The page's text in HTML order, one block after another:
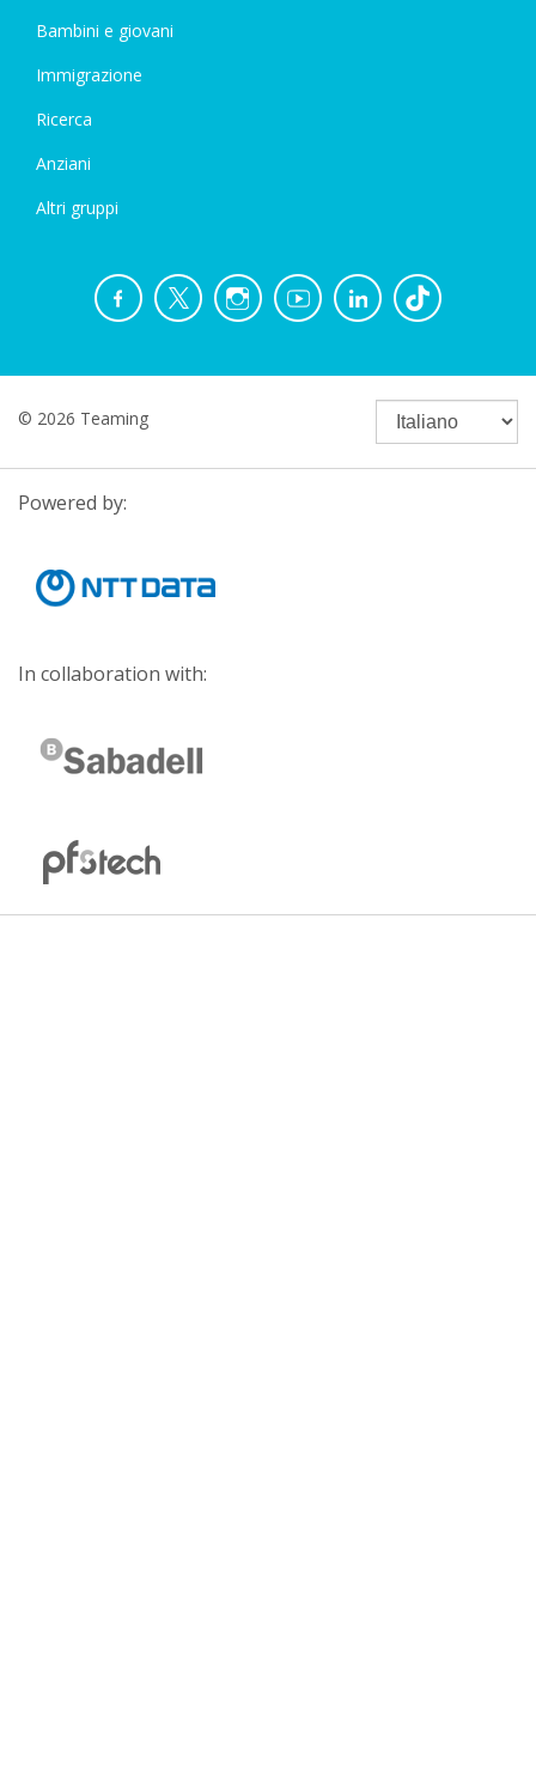
Bambini e giovani
Immigrazione
Ricerca
Anziani
Altri gruppi
© 2026 Teaming
Powered by:
In collaboration with: